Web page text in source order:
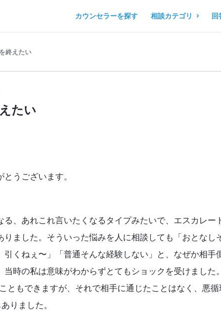
コ
コ
ノ
カウンセラーを探す 相談カテゴリ 回
終えたい
たい
うございます。
、あれこれ言いたくなるタイプみたいで、エスカレー
りました。そういった悩みを人に相談しても「おとなし
くねぇ〜」「普通そんな経験しない」と、なぜか相手
時の私は意味がわからずとてもショックを受けました。
ともできますが、それで相手に通じたことはなく、悪
りました。